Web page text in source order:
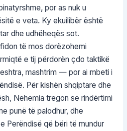
por as nuk u
e veta. Ky ekuilibër është
dhe udhëheqës sot.
të mos dorëzohemi
e tij përdorën çdo taktikë
mashtrim — por ai mbeti i
Për kishën shqiptare dhe
Nehemia tregon se rindërtimi
punë të palodhur, dhe
Perëndisë që bëri të mundur